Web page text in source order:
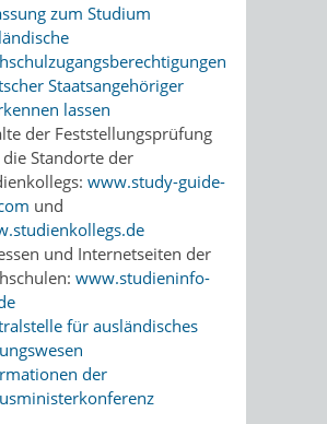
zum Studium
Staatsangehöriger
lassen
der Feststellungsprüfung
Standorte der
www.study-guide-
und
und Internetseiten der
www.studieninfo-
für ausländisches
der